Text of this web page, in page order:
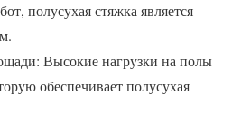
полусухая стяжка является
Высокие нагрузки на полы
обеспечивает полусухая